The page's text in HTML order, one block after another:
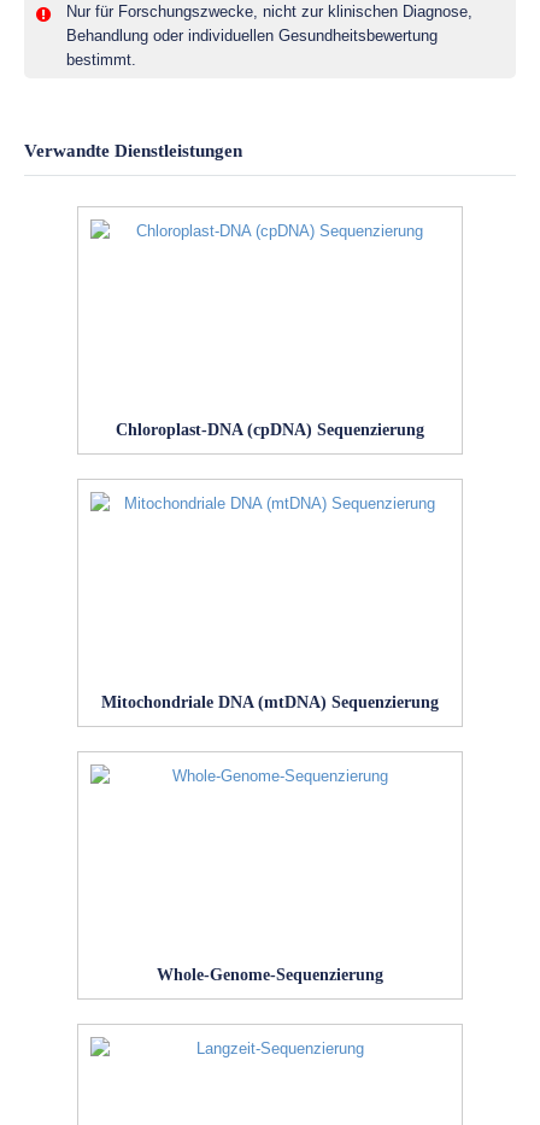
Nur für Forschungszwecke, nicht zur klinischen Diagnose,
Behandlung oder individuellen Gesundheitsbewertung
bestimmt.
Verwandte Dienstleistungen
Chloroplast-DNA (cpDNA) Sequenzierung
Mitochondriale DNA (mtDNA) Sequenzierung
Whole-Genome-Sequenzierung